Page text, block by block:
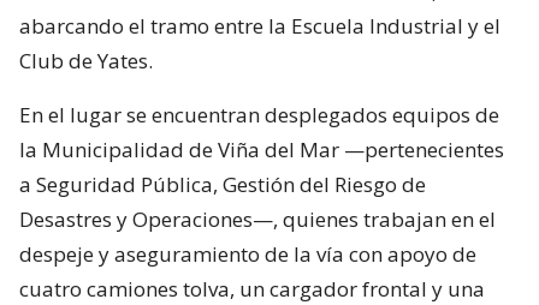
abarcando el tramo entre la Escuela Industrial y el
Club de Yates.
En el lugar se encuentran desplegados equipos de
la Municipalidad de Viña del Mar —pertenecientes
a Seguridad Pública, Gestión del Riesgo de
Desastres y Operaciones—, quienes trabajan en el
despeje y aseguramiento de la vía con apoyo de
cuatro camiones tolva, un cargador frontal y una